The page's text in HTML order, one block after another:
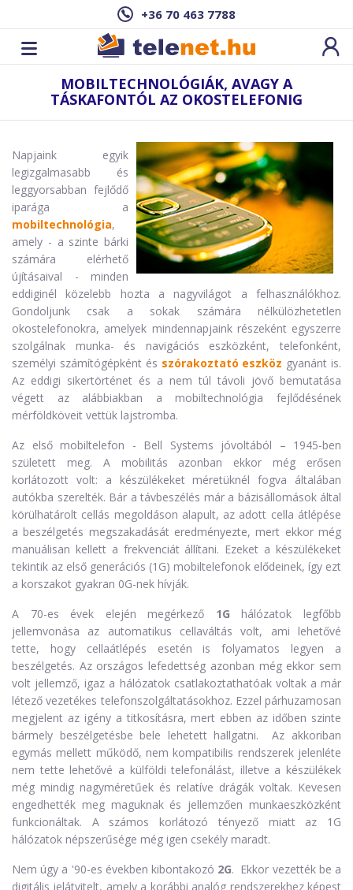
+36 70 463 7788
MOBILTECHNOLÓGIÁK, AVAGY A
TÁSKAFONTÓL AZ OKOSTELEFONIG
Napjaink egyik
legizgalmasabb és
leggyorsabban fejlődő
iparága a
mobiltechnológia,
amely - a szinte bárki
számára elérhető
újításaival - minden
eddiginél közelebb hozta a nagyvilágot a felhasználókhoz.
Gondoljunk csak a sokak számára nélkülözhetetlen
okostelefonokra, amelyek mindennapjaink részeként egyszerre
szolgálnak munka- és navigációs eszközként, telefonként,
személyi számítógépként és szórakoztató eszköz gyanánt is.
Az eddigi sikertörténet és a nem túl távoli jövő bemutatása
végett az alábbiakban a mobiltechnológia fejlődésének
mérföldköveit vettük lajstromba.
Az első mobiltelefon - Bell Systems jóvoltából – 1945-ben
született meg. A mobilitás azonban ekkor még erősen
korlátozott volt: a készülékeket méretüknél fogva általában
autókba szerelték. Bár a távbeszélés már a bázisállomások által
körülhatárolt cellás megoldáson alapult, az adott cella átlépése
a beszélgetés megszakadását eredményezte, mert ekkor még
manuálisan kellett a frekvenciát állítani. Ezeket a készülékeket
tekintik az első generációs (1G) mobiltelefonok elődeinek, így ezt
a korszakot gyakran 0G-nek hívják.
A 70-es évek elején megérkező 1G hálózatok legfőbb
jellemvonása az automatikus cellaváltás volt, ami lehetővé
tette, hogy cellaátlépés esetén is folyamatos legyen a
beszélgetés. Az országos lefedettség azonban még ekkor sem
volt jellemző, igaz a hálózatok csatlakoztathatóak voltak a már
létező vezetékes telefonszolgáltatásokhoz. Ezzel párhuzamosan
megjelent az igény a titkosításra, mert ebben az időben szinte
bármely beszélgetésbe bele lehetett hallgatni. Az akkoriban
egymás mellett működő, nem kompatibilis rendszerek jelenléte
nem tette lehetővé a külföldi telefonálást, illetve a készülékek
még mindig nagyméretűek és relatíve drágák voltak. Kevesen
engedhették meg maguknak és jellemzően munkaeszközként
funkcionáltak. A számos korlátozó tényező miatt az 1G
hálózatok népszerűsége még igen csekély maradt.
Nem úgy a '90-es években kibontakozó 2G. Ekkor vezették be a
digitális jelátvitelt, amely a korábbi analóg rendszerekhez képest